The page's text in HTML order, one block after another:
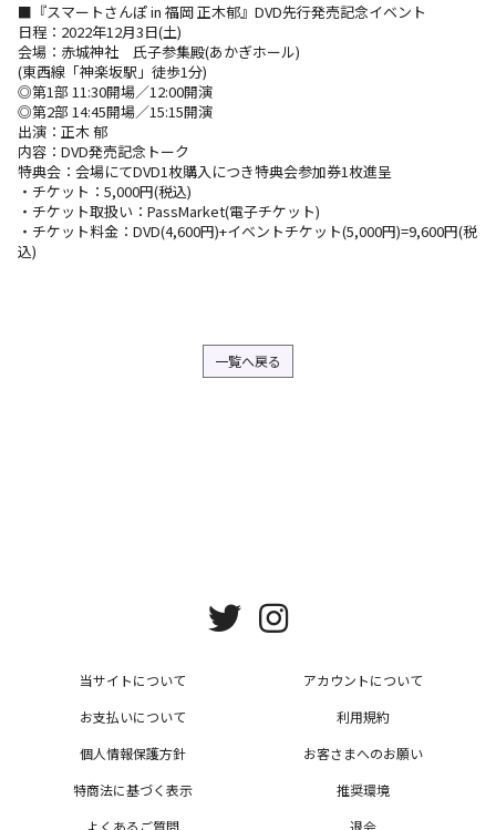
■『スマートさんぽ in 福岡 正木郁』DVD先行発売記念イベント
日程：2022年12月3日(土)
会場：赤城神社 氏子参集殿(あかぎホール)
(東西線「神楽坂駅」徒歩1分)
◎第1部 11:30開場／12:00開演
◎第2部 14:45開場／15:15開演
出演：正木 郁
内容：DVD発売記念トーク
特典会：会場にてDVD1枚購入につき特典会参加券1枚進呈
・チケット：5,000円(税込)
・チケット取扱い：PassMarket(電子チケット)
・チケット料金：DVD(4,600円)+イベントチケット(5,000円)=9,600円(税
込)
一覧へ戻る
当サイトについて
アカウントについて
お支払いについて
利用規約
個人情報保護方針
お客さまへのお願い
特商法に基づく表示
推奨環境
よくあるご質問
退会